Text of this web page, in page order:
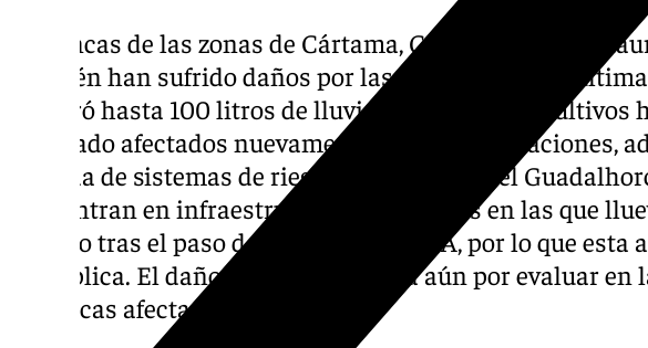
Las fincas de las zonas de Cártama, Campanillas y
también han sufrido daños por las lluvias. En esta última
registró hasta 100 litros de lluvia y granizo, «los cultivos
resultado afectados nuevamente por las inundaciones,
pérdida de sistemas de riego. En esta zona del
concentran en infraestructuras, y parcelas en las que
mojado tras el paso de la anterior DANA, por lo que esta
multiplica. El daño por pedrisco está aún por evaluar en
comarcas afectadas».